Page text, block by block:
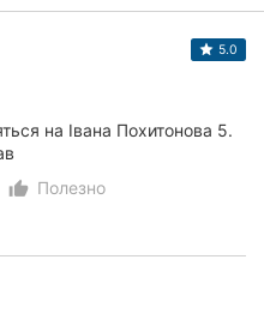
5.0
на Івана Похитонова 5.
thumb_up_alt
Полезно